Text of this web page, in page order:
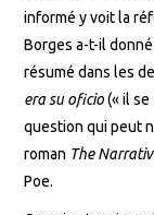
informé y voit la
Borges a-t-il
résumé dans les
era su oficio(« il se
question qui peut
roman The
Poe.